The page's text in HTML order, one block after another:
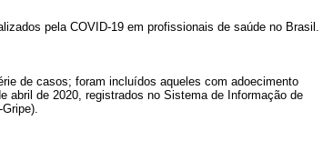
pela COVID-19 em profissionais de saúde no Brasil.
de casos; foram incluídos aqueles com adoecimento
abril de 2020, registrados no Sistema de Informação de